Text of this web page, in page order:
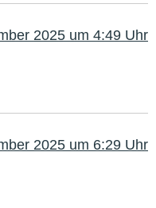
2025 um 4:49 Uhr
2025 um 6:29 Uhr